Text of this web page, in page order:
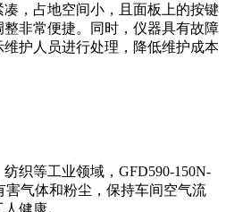
，占地空间小，且面板上的按键
非常便捷。同时，仪器具有故障
护人员进行处理，降低维护成本
纺织等工业领域，GFD590-150N-
害气体和粉尘，保持车间空气流